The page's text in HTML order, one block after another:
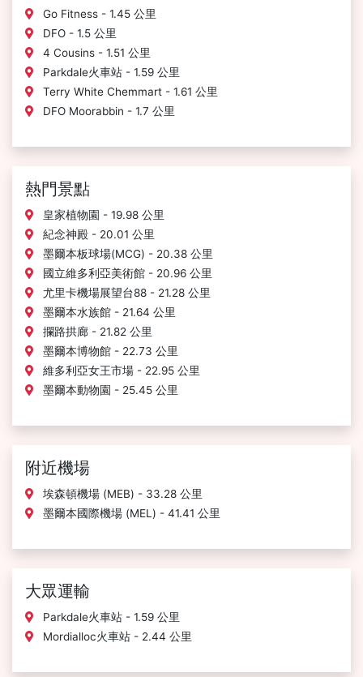
Go Fitness - 1.45 公里
DFO - 1.5 公里
4 Cousins - 1.51 公里
Parkdale火車站 - 1.59 公里
Terry White Chemmart - 1.61 公里
DFO Moorabbin - 1.7 公里
熱門景點
皇家植物園 - 19.98 公里
紀念神殿 - 20.01 公里
墨爾本板球場(MCG) - 20.38 公里
國立維多利亞美術館 - 20.96 公里
尤里卡機場展望台88 - 21.28 公里
墨爾本水族館 - 21.64 公里
攔路拱廊 - 21.82 公里
墨爾本博物館 - 22.73 公里
維多利亞女王市場 - 22.95 公里
墨爾本動物園 - 25.45 公里
附近機場
埃森頓機場 (MEB) - 33.28 公里
墨爾本國際機場 (MEL) - 41.41 公里
大眾運輸
Parkdale火車站 - 1.59 公里
Mordialloc火車站 - 2.44 公里